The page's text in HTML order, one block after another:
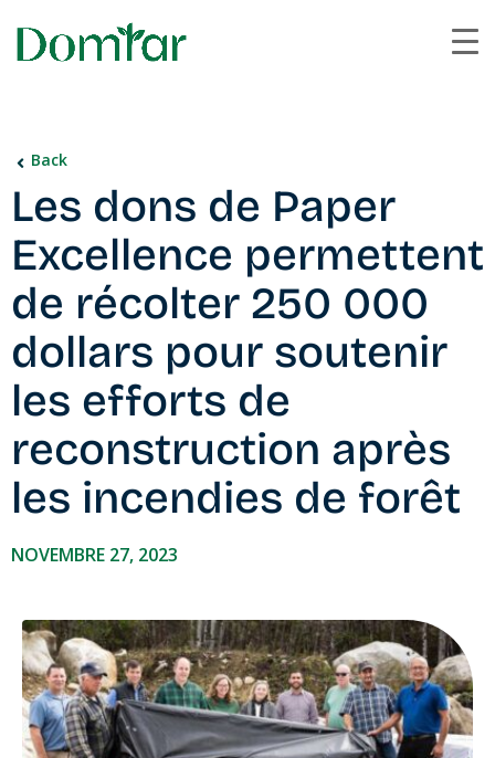
Back
Les dons de Paper
Excellence permettent
de récolter 250 000
dollars pour soutenir
les efforts de
reconstruction après
les incendies de forêt
NOVEMBRE 27, 2023